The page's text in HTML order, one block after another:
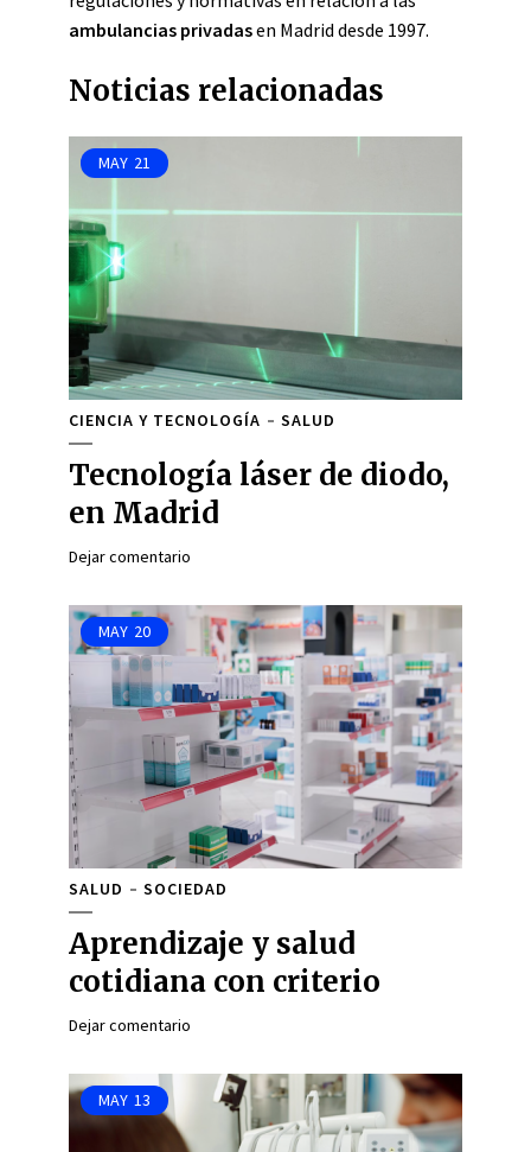
ambulancias privadasen Madrid desde 1997.
Noticias relacionadas
MAY 21
CIENCIA Y TECNOLOGÍA SALUD
Tecnología láser de diodo,
en Madrid
Dejar comentario
MAY 20
SALUD SOCIEDAD
Aprendizaje y salud
cotidiana con criterio
Dejar comentario
MAY 13